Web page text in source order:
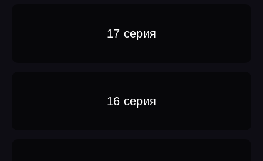
17 серия
16 серия